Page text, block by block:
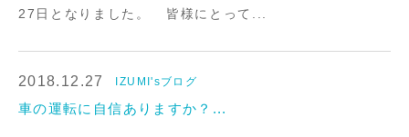
27日となりました。 皆様にとって...
2018.12.27 IZUMI'sブログ
車の運転に自信ありますか？...